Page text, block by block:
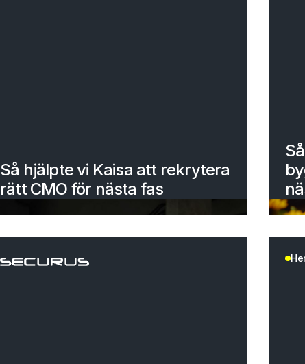
Så hjälpte vi Kaisa att rekrytera
rätt CMO för nästa fas